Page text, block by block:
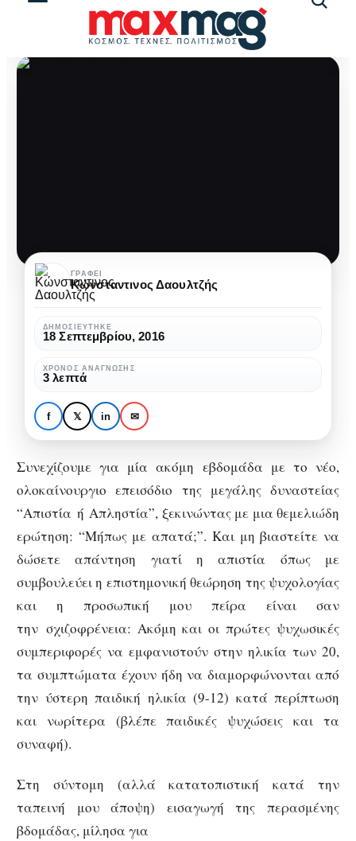
TRENDING ΑΨΥΧΟΛΌΓΗΤΑ
Απιστία ή Απληστία;
Πριν τα μαλλιά γίνουν
κουβάρια…
Απιστία
Απληστία;
Πριν
μαλλιά
γίνουν
κουβάρια…
ΓΡΆΦΕΙ
Κώνσταντινος Δαουλτζής
ΔΗΜΟΣΙΕΎΤΗΚΕ
18 Σεπτεμβρίου, 2016
ΧΡΌΝΟΣ ΑΝΆΓΝΩΣΗΣ
3 λεπτά
f 𝕏 in ✉
Συνεχίζουμε για μία ακόμη εβδομάδα με το νέο,
ολοκαίνουργιο επεισόδιο της μεγάλης δυναστείας
“Απιστία ή Απληστία”, ξεκινώντας με μια θεμελιώδη
ερώτηση: “Μήπως με απατά;”. Και μη βιαστείτε να
δώσετε απάντηση γιατί η απιστία όπως με
συμβουλεύει η επιστημονική θεώρηση της ψυχολογίας
και η προσωπική μου πείρα είναι σαν
την σχιζοφρένεια: Ακόμη και οι πρώτες ψυχωσικές
συμπεριφορές να εμφανιστούν στην ηλικία των 20,
τα συμπτώματα έχουν ήδη να διαμορφώνονται από
την ύστερη παιδική ηλικία (9-12) κατά περίπτωση
και νωρίτερα (βλέπε παιδικές ψυχώσεις και τα
συναφή).
Στη σύντομη (αλλά κατατοπιστική κατά την
ταπεινή μου άποψη) εισαγωγή της περασμένης
βδομάδας, μίλησα για